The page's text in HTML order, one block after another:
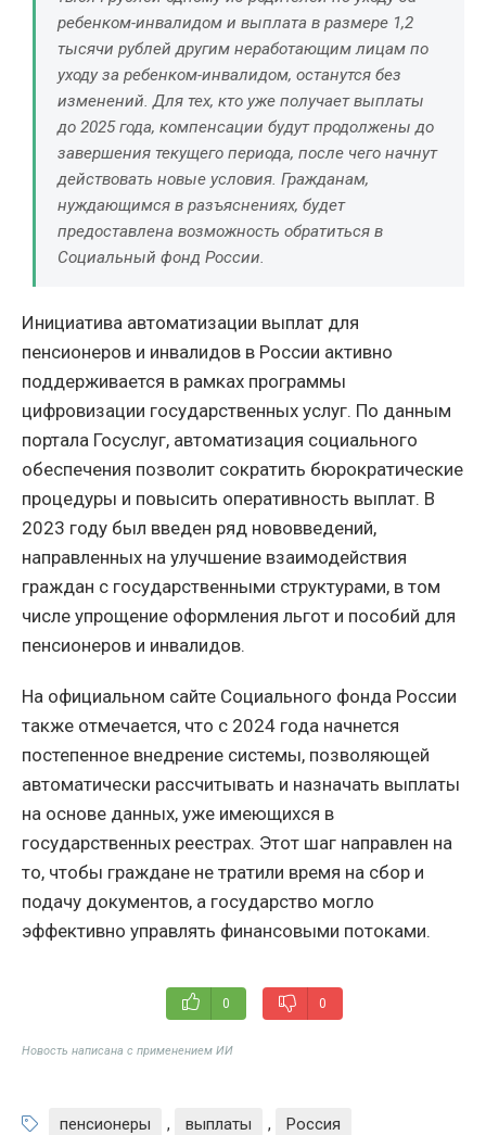
ребенком-инвалидом и выплата в размере 1,2
тысячи рублей другим неработающим лицам по
уходу за ребенком-инвалидом, останутся без
изменений. Для тех, кто уже получает выплаты
до 2025 года, компенсации будут продолжены до
завершения текущего периода, после чего начнут
действовать новые условия. Гражданам,
нуждающимся в разъяснениях, будет
предоставлена возможность обратиться в
Социальный фонд России.
Инициатива автоматизации выплат для
пенсионеров и инвалидов в России активно
поддерживается в рамках программы
цифровизации государственных услуг. По данным
портала Госуслуг, автоматизация социального
обеспечения позволит сократить бюрократические
процедуры и повысить оперативность выплат. В
2023 году был введен ряд нововведений,
направленных на улучшение взаимодействия
граждан с государственными структурами, в том
числе упрощение оформления льгот и пособий для
пенсионеров и инвалидов.
На официальном сайте Социального фонда России
также отмечается, что с 2024 года начнется
постепенное внедрение системы, позволяющей
автоматически рассчитывать и назначать выплаты
на основе данных, уже имеющихся в
государственных реестрах. Этот шаг направлен на
то, чтобы граждане не тратили время на сбор и
подачу документов, а государство могло
эффективно управлять финансовыми потоками.
0 0
Новость написана с применением ИИ
пенсионеры , выплаты , Россия